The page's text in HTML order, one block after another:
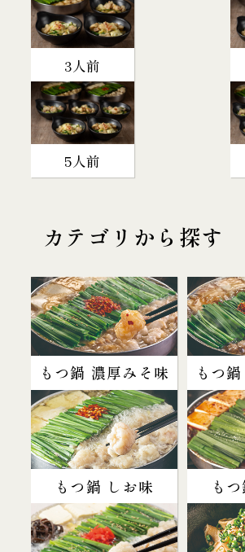
3人前
5人前
カテゴリから探す
もつ鍋 濃厚みそ味 もつ
もつ鍋 しお味 も